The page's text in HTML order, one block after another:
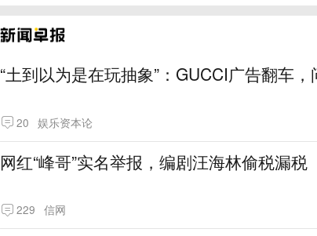
“土到以为是在玩抽象”：GUCCI广告翻车，
20 娱乐资本论
网红“峰哥”实名举报，编剧汪海林偷税漏税
229 信网